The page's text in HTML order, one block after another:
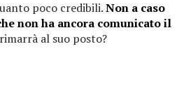
poco credibili.Non a caso
non ha ancora comunicato il
al suo posto?